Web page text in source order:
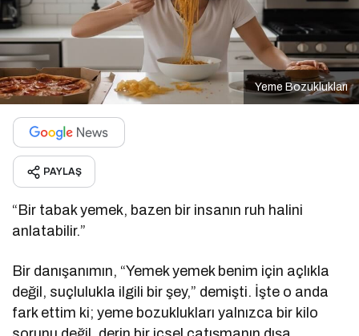
Yeme Bozuklukları
PAYLAŞ
“Bir tabak yemek, bazen bir insanın ruh halini
anlatabilir.”
Bir danışanımın, “Yemek yemek benim için açlıkla
değil, suçlulukla ilgili bir şey,” demişti. İşte o anda
fark ettim ki; yeme bozuklukları yalnızca bir kilo